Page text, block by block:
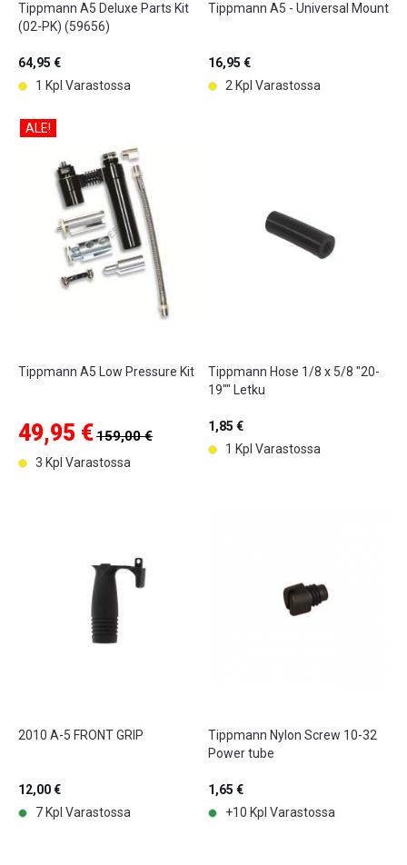
Tippmann A5 Deluxe Parts Kit
(02-PK) (59656)
64,95 €
1 Kpl Varastossa
Tippmann A5 - Universal Mount
16,95 €
2 Kpl Varastossa
ALE!
Tippmann A5 Low Pressure Kit
49,95 €159,00 €
3 Kpl Varastossa
Tippmann Hose 1/8 x 5/8 "20-
19"" Letku
1,85 €
1 Kpl Varastossa
2010 A-5 FRONT GRIP
12,00 €
7 Kpl Varastossa
Tippmann Nylon Screw 10-32
Power tube
1,65 €
+10 Kpl Varastossa